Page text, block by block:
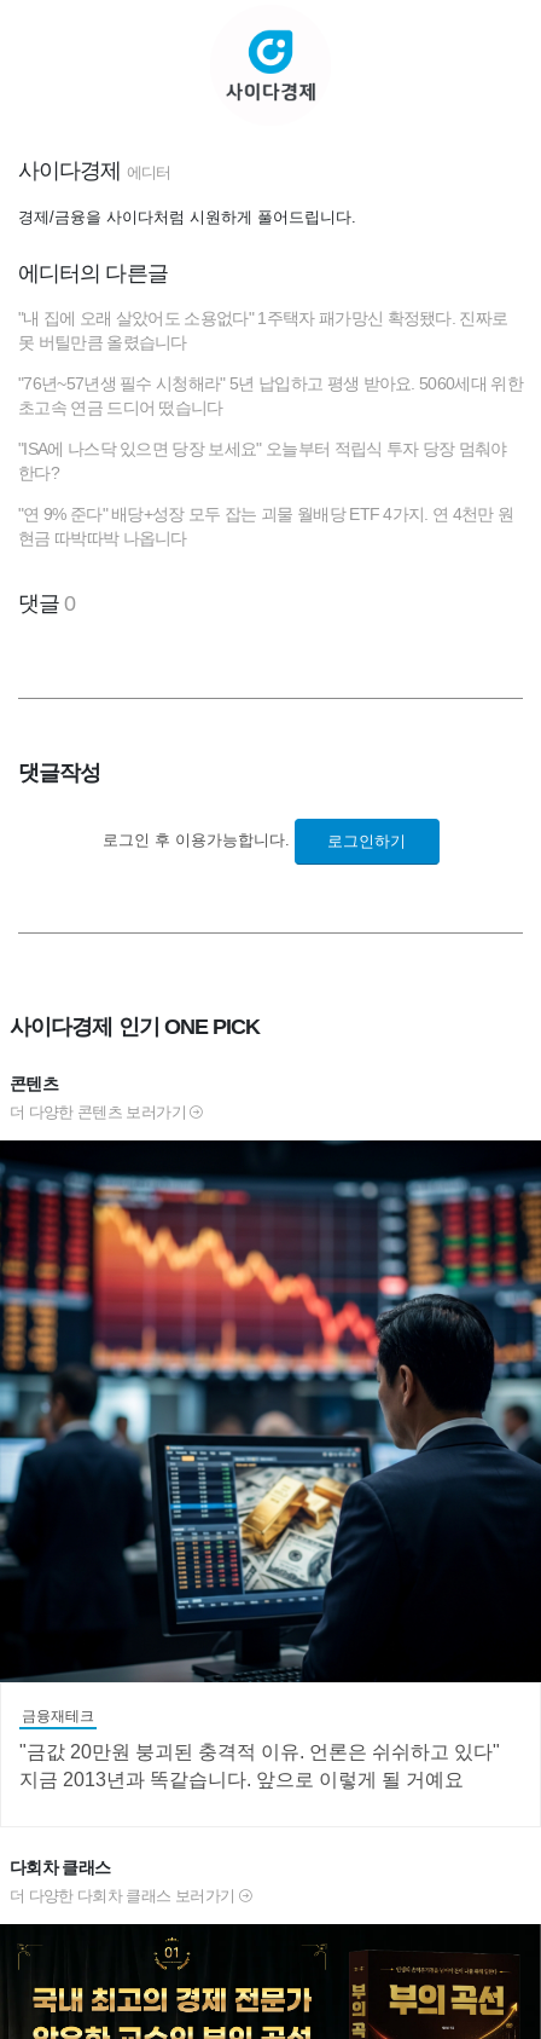
사이다경제 에디터
경제/금융을 사이다처럼 시원하게 풀어드립니다.
에디터의 다른글
"내 집에 오래 살았어도 소용없다" 1주택자 패가망신 확정됐다. 진짜로
못 버틸만큼 올렸습니다
"76년~57년생 필수 시청해라" 5년 납입하고 평생 받아요. 5060세대 위한
초고속 연금 드디어 떴습니다
"ISA에 나스닥 있으면 당장 보세요" 오늘부터 적립식 투자 당장 멈춰야
한다?
"연 9% 준다" 배당+성장 모두 잡는 괴물 월배당 ETF 4가지. 연 4천만 원
현금 따박따박 나옵니다
댓글0
댓글작성
로그인 후 이용가능합니다. 로그인하기
사이다경제 인기 ONE PICK
콘텐츠
더 다양한 콘텐츠 보러가기
금융재테크
"금값 20만원 붕괴된 충격적 이유. 언론은 쉬쉬하고 있다"
지금 2013년과 똑같습니다. 앞으로 이렇게 될 거예요
다회차 클래스
더 다양한 다회차 클래스 보러가기